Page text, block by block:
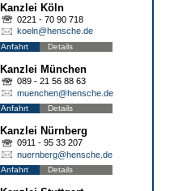
Kanzlei Köln
0221 - 70 90 718
koeln@hensche.de
Anfahrt Details
Kanzlei München
089 - 21 56 88 63
muenchen@hensche.de
Anfahrt Details
Kanzlei Nürnberg
0911 - 95 33 207
nuernberg@hensche.de
Anfahrt Details